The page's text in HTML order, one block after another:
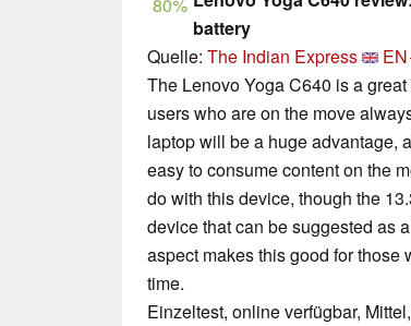
80%
battery
Quelle: The Indian Express
The Lenovo Yoga C640 is a
users who are on the move
laptop will be a huge advantage,
easy to consume content on the
do with this device, though the
device that can be suggested as
aspect makes this good for those
time.
Einzeltest, online verfügbar,